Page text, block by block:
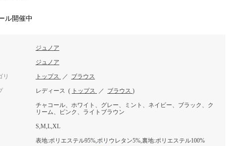
ル開催中
ジュノア
ジュノア
リ トップス ／ ブラウス
レディース ( トップス ／ ブラウス )
チャコール、ホワイト、グレー、ミント、ネイビー、ブラック、ク
リーム、ピンク、ライトブラウン
S,M,L,XL
表地:ポリエステル95%,ポリウレタン5%,裏地:ポリエステル100%